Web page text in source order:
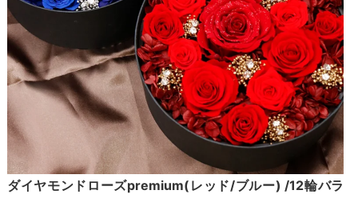
ダイヤモンドローズpremium(レッド/ブルー) /12輪バラ